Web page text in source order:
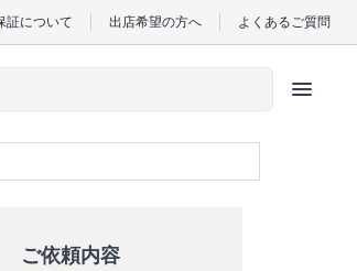
証について 出店希望の方へ よくあるご質問
menu
ご依頼内容